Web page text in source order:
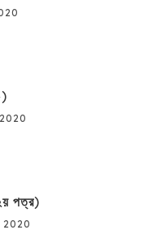
পত্র)